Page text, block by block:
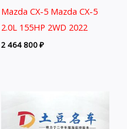
Mazda CX-5 Mazda CX-5
2.0L 155HP 2WD 2022
2 464 800₽